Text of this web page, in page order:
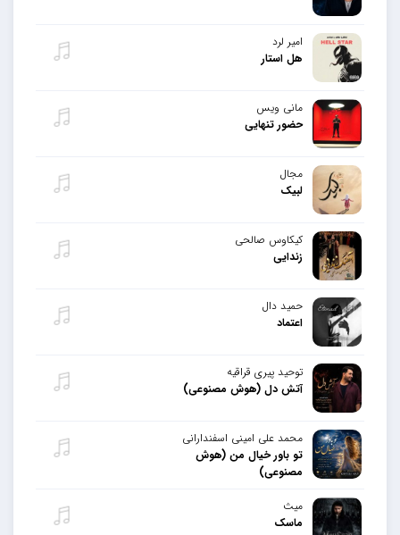
امیر لرد
هل استار
مانی ویس
حضور تنهایی
مجال
لبیک
کیکاوس صالحی
زندایی
حمید دال
اعتماد
توحید پیری قراقیه
آتش دل (هوش مصنوعی)
محمد علی امینی اسفندارانی
تو باور خیال من (هوش
مصنوعی)
میث
ماسک